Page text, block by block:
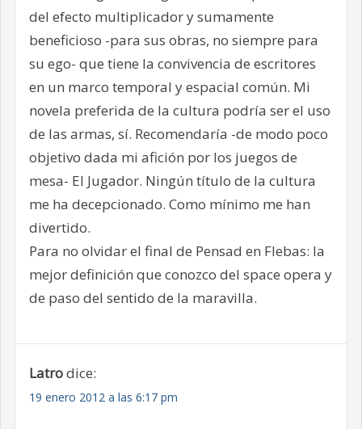
del efecto multiplicador y sumamente
beneficioso -para sus obras, no siempre para
su ego- que tiene la convivencia de escritores
en un marco temporal y espacial común. Mi
novela preferida de la cultura podría ser el uso
de las armas, sí. Recomendaría -de modo poco
objetivo dada mi afición por los juegos de
mesa- El Jugador. Ningún título de la cultura
me ha decepcionado. Como mínimo me han
divertido.
Para no olvidar el final de Pensad en Flebas: la
mejor definición que conozco del space opera y
de paso del sentido de la maravilla.
Latrodice:
19 enero 2012 a las 6:17 pm